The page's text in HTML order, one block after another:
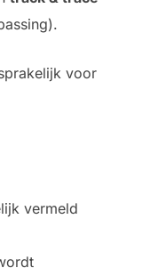
voor
vermeld